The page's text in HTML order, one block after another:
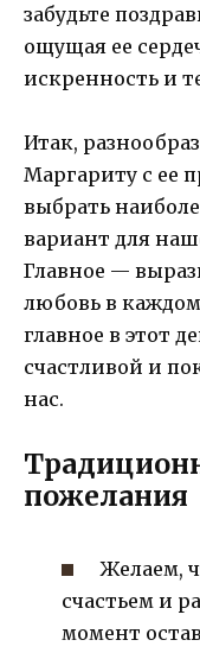
забудьте
ощущая ее
искренность и
Итак,
Маргариту с ее
выбрать
вариант для
Главное —
любовь в каждом
главное в этот
счастливой и
нас.
пожелания
Желаем,
счастьем и
момент